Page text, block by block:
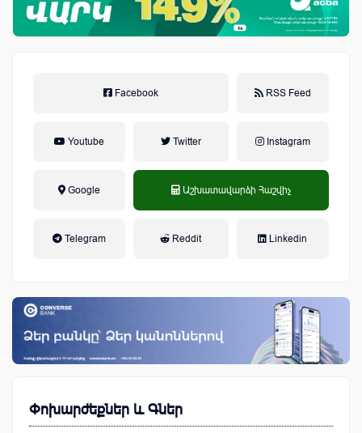
Facebook RSS Feed
Youtube Twitter Instagram
Google Աշխատավարձի Հաշվիչ
Telegram Reddit Linkedin
Փոխարժեքներ և Գներ